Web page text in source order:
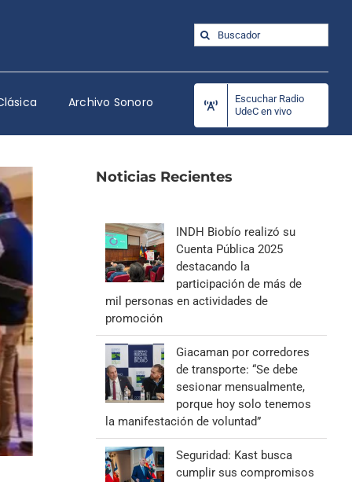
Buscar:
Archivo Sonoro
Escuchar Radio
UdeC en vivo
Noticias Recientes
INDH Biobío realizó su
Cuenta Pública 2025
destacando la
participación de más de
mil personas en actividades de
promoción
Giacaman por corredores
de transporte: “Se debe
sesionar mensualmente,
porque hoy solo tenemos
la manifestación de voluntad”
Seguridad: Kast busca
cumplir sus compromisos